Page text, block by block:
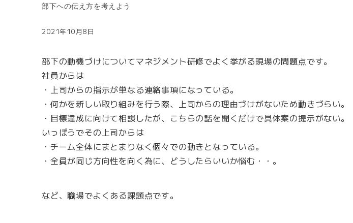
部下への伝え方を考えよう
2021年10月8日
部下の動機づけについてマネジメント研修でよく挙がる現場の問題点です。
社員からは
・上司からの指示が単なる連絡事項になっている。
・何かを新しい取り組みを行う際、上司からの理由づけがないため動きづらい。
・目標達成に向けて相談したが、こちらの話を聞くだけで具体案の提示がない。
いっぽうでその上司からは
・チーム全体にまとまりなく個々での動きとなっている。
・全員が同じ方向性を向く為に、どうしたらいいか悩む・・。
など、職場でよくある課題点です。